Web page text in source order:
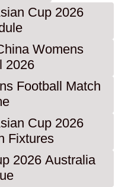
Cup 2026
Womens
2026
Football Match
Cup 2026
Fixtures
2026 Australia